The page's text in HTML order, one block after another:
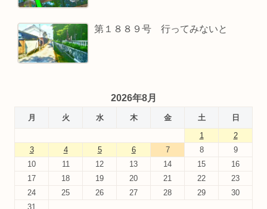
第１８８９号 行ってみないと
2026年8月
月 火 水 木 金 土
日
1
2
3
4 5 6 7 8
9
10
11 12 13 14 15
16
17
18 19 20 21 22
23
24
25 26 27 28 29
30
31